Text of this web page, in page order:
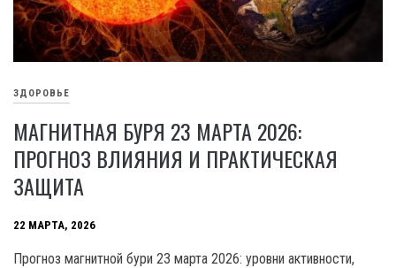
ЗДОРОВЬЕ
МАГНИТНАЯ БУРЯ 23 МАРТА 2026:
ПРОГНОЗ ВЛИЯНИЯ И ПРАКТИЧЕСКАЯ
ЗАЩИТА
22 МАРТА, 2026
Прогноз магнитной бури 23 марта 2026: уровни активности,